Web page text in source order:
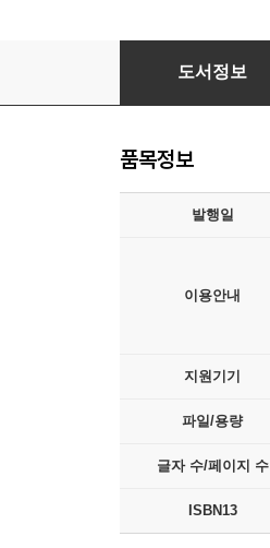
딱 1분만 읽어봐
도서정보
품목정보
발행일
이용안내
지원기기
파일/용량
글자 수/페이지 수
ISBN13